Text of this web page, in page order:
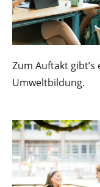
Zum Auftakt
Umweltbildung.